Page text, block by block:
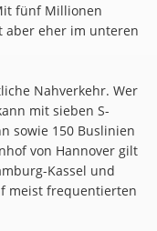
fünf Millionen
aber eher im unteren
Nahverkehr. Wer
mit sieben S-
sowie 150 Buslinien
von Hannover gilt
Kassel und
meist frequentierten